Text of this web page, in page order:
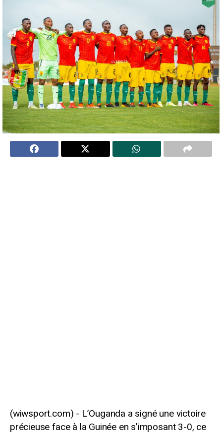
L’Ouganda a signé une victoire
précieuse face à la Guinée en s’imposant 3-0, ce